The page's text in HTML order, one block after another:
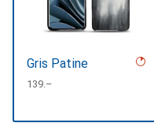
Gris Patine
CHF
139.–